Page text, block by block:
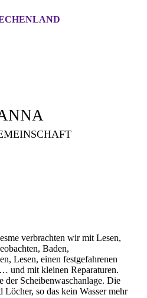
verbrachten wir mit Lesen,
Baden,
Lesen, einen festgefahrenen
und mit kleinen Reparaturen.
der Scheibenwaschanlage. Die
so das kein Wasser mehr